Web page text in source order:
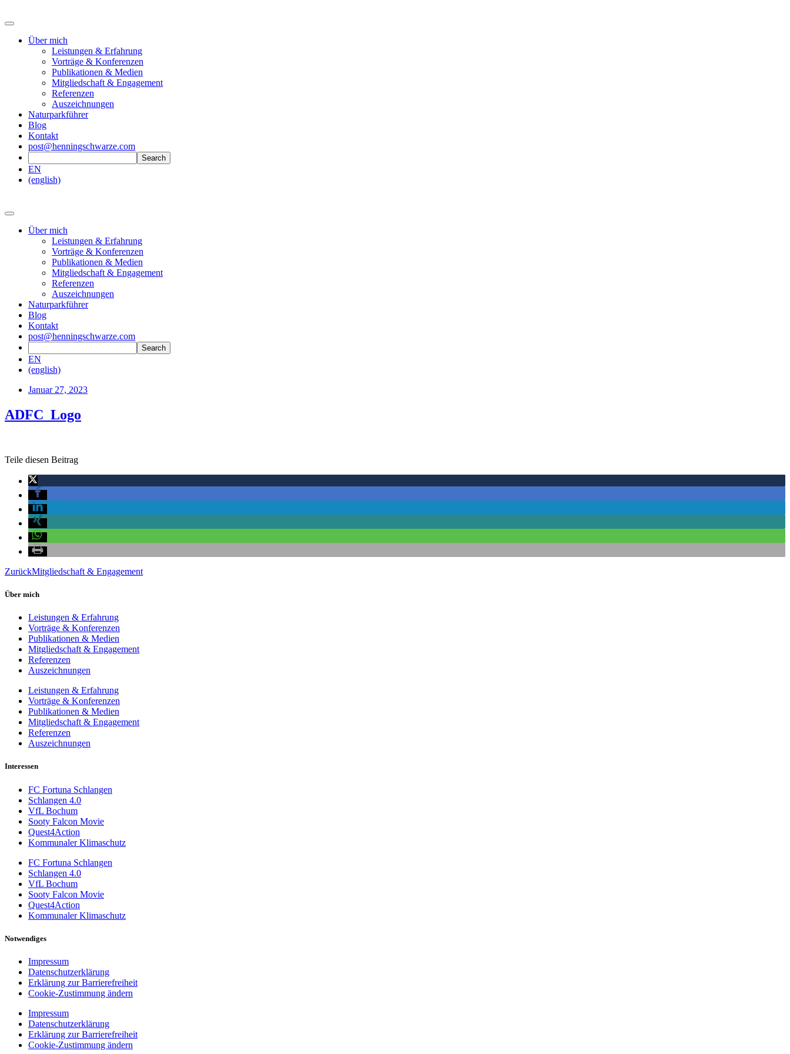
Über mich
Leistungen & Erfahrung
Vorträge & Konferenzen
Publikationen & Medien
Mitgliedschaft & Engagement
Referenzen
Auszeichnungen
Naturparkführer
Blog
Kontakt
post@henningschwarze.com
EN
(english)
Über mich
Leistungen & Erfahrung
Vorträge & Konferenzen
Publikationen & Medien
Mitgliedschaft & Engagement
Referenzen
Auszeichnungen
Naturparkführer
Blog
Kontakt
post@henningschwarze.com
EN
(english)
Januar 27, 2023
ADFC_Logo
Teile diesen Beitrag
ZurückMitgliedschaft & Engagement
Über mich
Leistungen & Erfahrung
Vorträge & Konferenzen
Publikationen & Medien
Mitgliedschaft & Engagement
Referenzen
Auszeichnungen
Leistungen & Erfahrung
Vorträge & Konferenzen
Publikationen & Medien
Mitgliedschaft & Engagement
Referenzen
Auszeichnungen
Interessen
FC Fortuna Schlangen
Schlangen 4.0
VfL Bochum
Sooty Falcon Movie
Quest4Action
Kommunaler Klimaschutz
FC Fortuna Schlangen
Schlangen 4.0
VfL Bochum
Sooty Falcon Movie
Quest4Action
Kommunaler Klimaschutz
Notwendiges
Impressum
Datenschutzerklärung
Erklärung zur Barrierefreiheit
Cookie-Zustimmung ändern
Impressum
Datenschutzerklärung
Erklärung zur Barrierefreiheit
Cookie-Zustimmung ändern